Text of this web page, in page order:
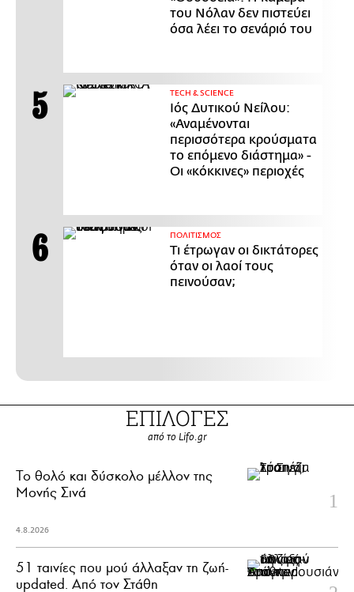
του Νόλαν δεν πιστεύει
όσα λέει το σενάριό του
ΤECH & SCIENCE
Ιός Δυτικού Νείλου:
«Αναμένονται
περισσότερα κρούσματα
το επόμενο διάστημα» -
Οι «κόκκινες» περιοχές
ΠΟΛΙΤΙΣΜΟΣ
Τι έτρωγαν οι δικτάτορες
όταν οι λαοί τους
πεινούσαν;
ΕΠΙΛΟΓΕΣ
από το Lifo.gr
Το θολό και δύσκολο μέλλον της
Μονής Σινά
4.8.2026
51 ταινίες που μού άλλαξαν τη ζωή-
updated. Aπό τον Στάθη